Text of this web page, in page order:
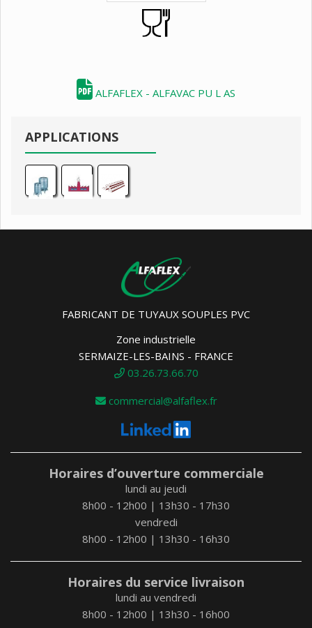
ALFAFLEX - ALFAVAC PU L AS
APPLICATIONS
FABRICANT DE TUYAUX SOUPLES PVC
Zone industrielle
SERMAIZE-LES-BAINS - FRANCE
03.26.73.66.70
commercial@alfaflex.fr
Horaires d’ouverture commerciale
lundi au jeudi
8h00 - 12h00 | 13h30 - 17h30
vendredi
8h00 - 12h00 | 13h30 - 16h30
Horaires du service livraison
lundi au vendredi
8h00 - 12h00 | 13h30 - 16h00